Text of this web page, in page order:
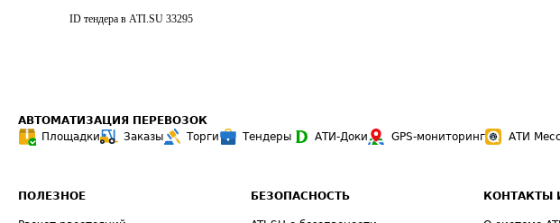
ID тендера в ATI.SU 33295
АВТОМАТИЗАЦИЯ ПЕРЕВОЗОК
Площадки
Заказы Торги Тендеры АТИ-Доки GPS-мониторинг АТИ
ПОЛЕЗНОЕ БЕЗОПАСНОСТЬ КОНТАКТЫ